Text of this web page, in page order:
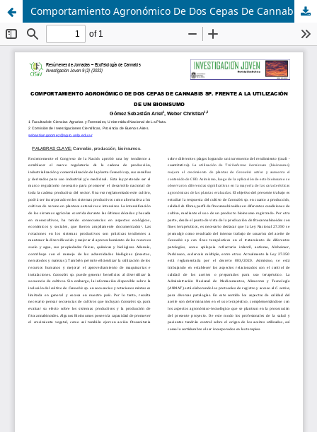
Comportamiento Agronómico De Dos Cepas De Cannabis Sp. Frente A La Utilización De Un Bioinsumo